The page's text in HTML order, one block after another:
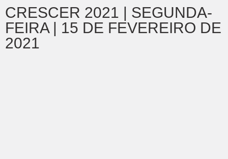
CRESCER 2021 | SEGUNDA-
FEIRA | 15 DE FEVEREIRO DE
2021